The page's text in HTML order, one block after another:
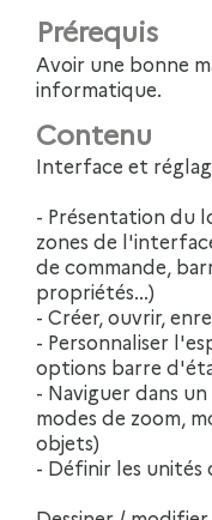
Prérequis
Avoir une bonne maîtrise de l'environnement
informatique.
Contenu
Interface et
- Présentation du
zones de
de commande,
propriétés...)
- Créer, ouvrir,
- Personnaliser
options barre
- Naviguer dans
modes de zoom,
objets)
- Définir les unités